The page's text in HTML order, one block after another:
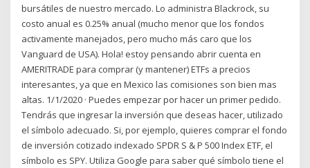
bursátiles de nuestro mercado. Lo administra Blackrock, su
costo anual es 0.25% anual (mucho menor que los fondos
activamente manejados, pero mucho más caro que los
Vanguard de USA). Hola! estoy pensando abrir cuenta en
AMERITRADE para comprar (y mantener) ETFs a precios
interesantes, ya que en Mexico las comisiones son bien mas
altas. 1/1/2020 · Puedes empezar por hacer un primer pedido.
Tendrás que ingresar la inversión que deseas hacer, utilizado
el símbolo adecuado. Si, por ejemplo, quieres comprar el fondo
de inversión cotizado indexado SPDR S & P 500 Index ETF, el
símbolo es SPY. Utiliza Google para saber qué símbolo tiene el